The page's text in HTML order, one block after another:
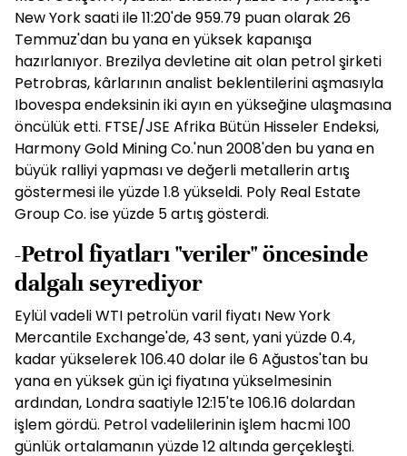
New York saati ile 11:20'de 959.79 puan olarak 26
Temmuz'dan bu yana en yüksek kapanışa
hazırlanıyor. Brezilya devletine ait olan petrol şirketi
Petrobras, kârlarının analist beklentilerini aşmasıyla
Ibovespa endeksinin iki ayın en yükseğine ulaşmasına
öncülük etti. FTSE/JSE Afrika Bütün Hisseler Endeksi,
Harmony Gold Mining Co.'nun 2008'den bu yana en
büyük ralliyi yapması ve değerli metallerin artış
göstermesi ile yüzde 1.8 yükseldi. Poly Real Estate
Group Co. ise yüzde 5 artış gösterdi.
-Petrol fiyatları "veriler" öncesinde
dalgalı seyrediyor
Eylül vadeli WTI petrolün varil fiyatı New York
Mercantile Exchange'de, 43 sent, yani yüzde 0.4,
kadar yükselerek 106.40 dolar ile 6 Ağustos'tan bu
yana en yüksek gün içi fiyatına yükselmesinin
ardından, Londra saatiyle 12:15'te 106.16 dolardan
işlem gördü. Petrol vadelilerinin işlem hacmi 100
günlük ortalamanın yüzde 12 altında gerçekleşti.